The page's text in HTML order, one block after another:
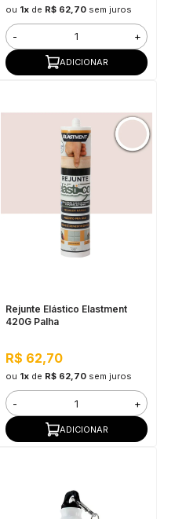
ou 1xde R$ 62,70 sem juros
- +
ADICIONAR
Rejunte Elástico Elastment
420G Palha
R$ 62,70
ou 1xde R$ 62,70 sem juros
- +
ADICIONAR